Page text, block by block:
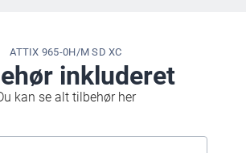
ATTIX 965-0H/M SD XC
inkluderet
kan se alt tilbehør her